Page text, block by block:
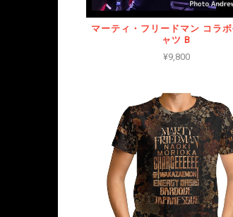
マーティ・フリードマン コラ
ャツ B
¥9,800